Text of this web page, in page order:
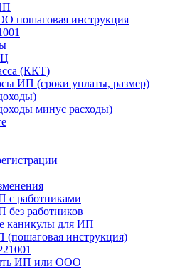
пошаговая инструкция
(ККТ)
ИП (сроки уплаты, размер)
минус расходы)
с работниками
без работников
каникулы для ИП
(пошаговая инструкция)
ИП или ООО